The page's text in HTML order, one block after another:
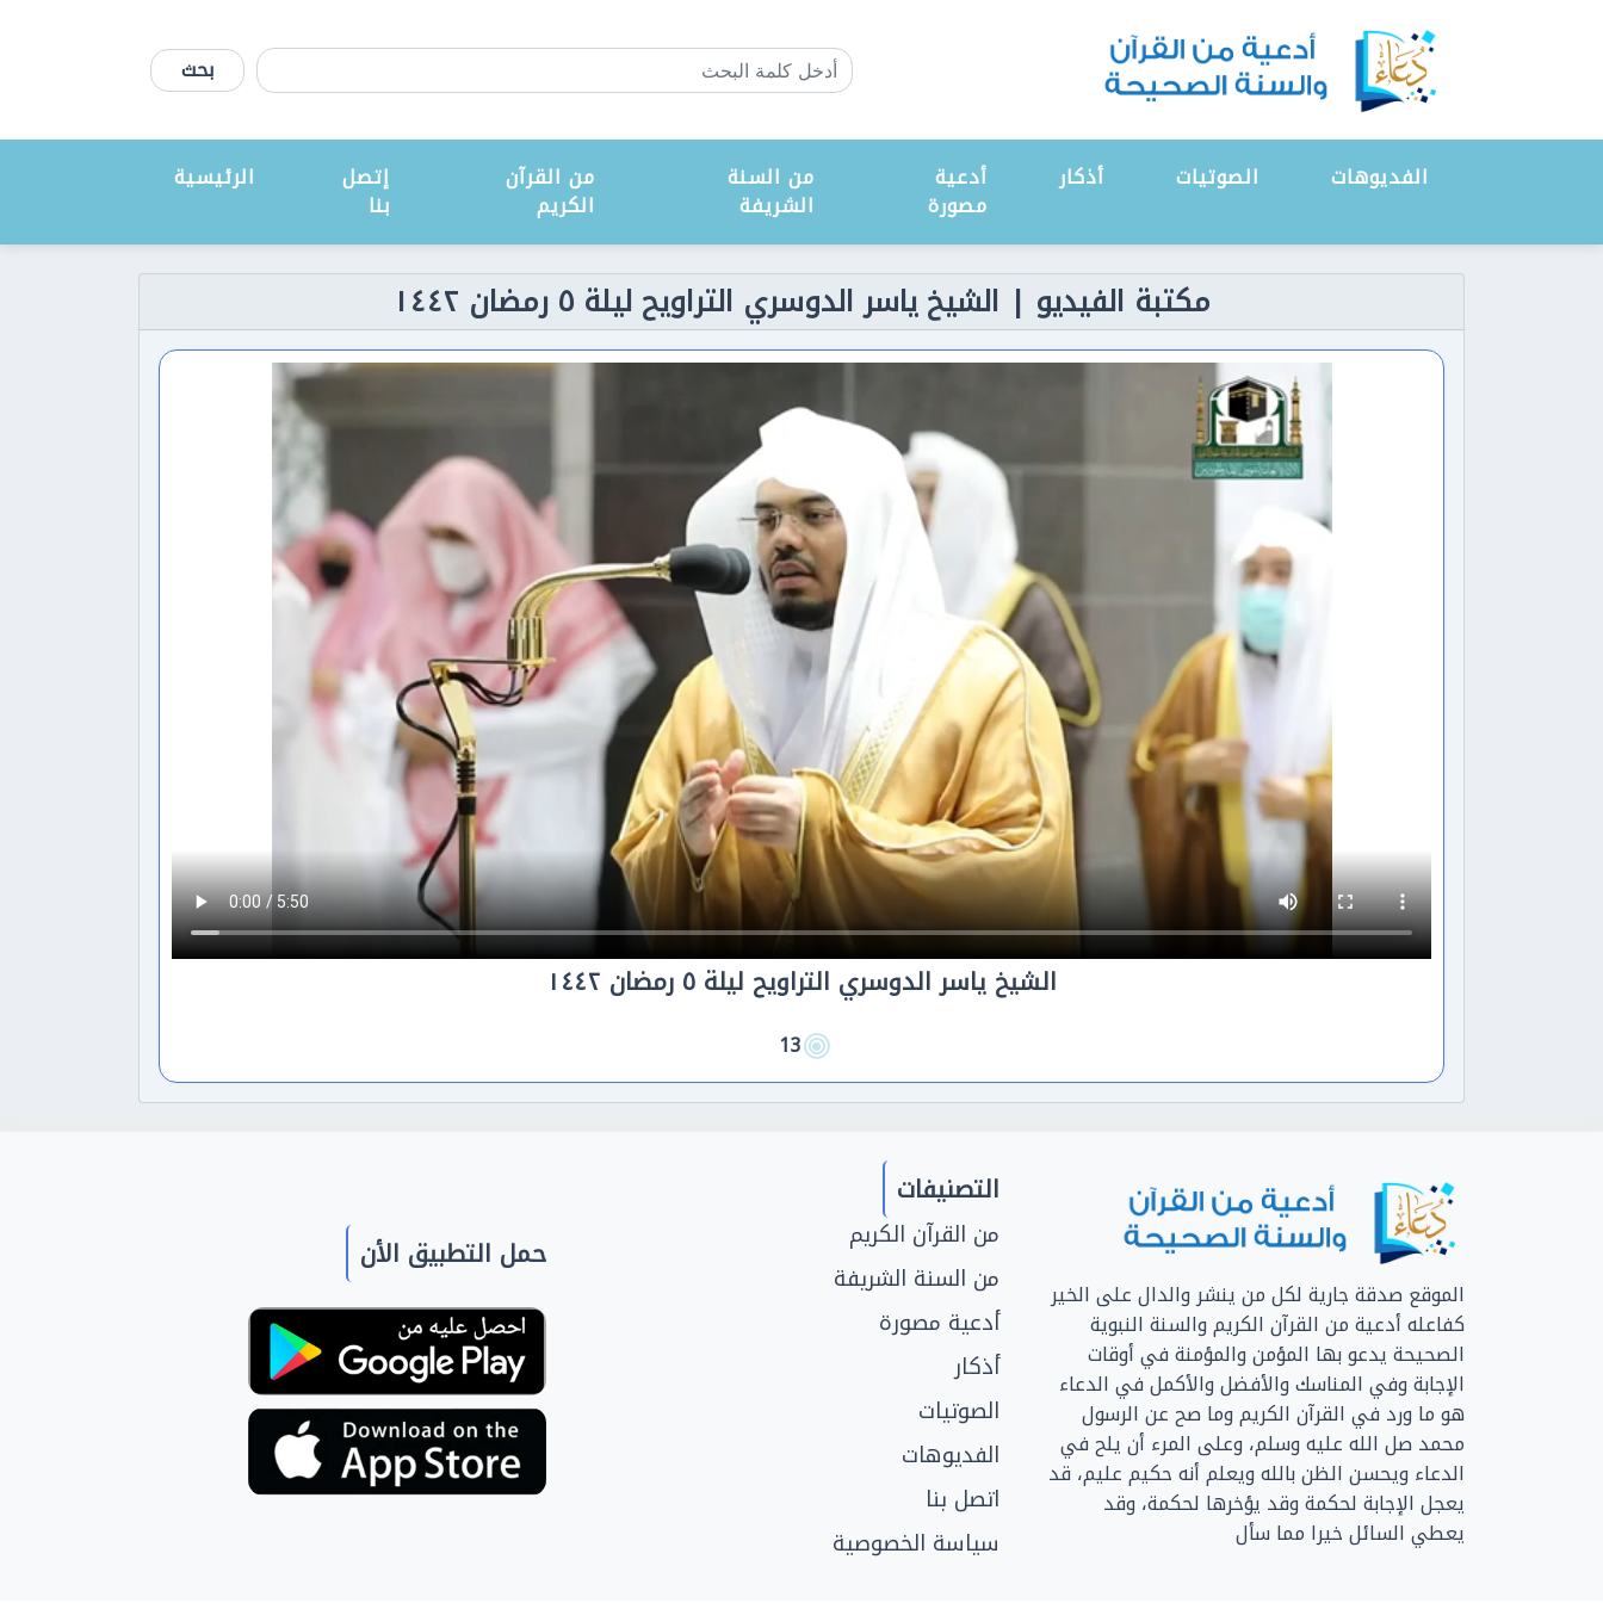
بحث
الرئيسية إتصل
بنا
من القرآن
الكريم
من السنة
الشريفة
أدعية
مصورة
أذكار الصوتيات الفديوهات
مكتبة الفيديو | الشيخ ياسر الدوسري التراويح ليلة ٥ رمضان ١٤٤٢
الشيخ ياسر الدوسري التراويح ليلة ٥ رمضان ١٤٤٢
13
الموقع صدقة جارية لكل من ينشر والدال على الخير
كفاعله أدعية من القرآن الكريم والسنة النبوية
الصحيحة يدعو بها المؤمن والمؤمنة في أوقات
الإجابة وفي المناسك والأفضل والأكمل في الدعاء
هو ما ورد في القرآن الكريم وما صح عن الرسول
محمد صل الله عليه وسلم، وعلى المرء أن يلح في
الدعاء ويحسن الظن بالله ويعلم أنه حكيم عليم، قد
يعجل الإجابة لحكمة وقد يؤخرها لحكمة، وقد
يعطي السائل خيرا مما سأل
التصنيفات
من القرآن الكريم
من السنة الشريفة
أدعية مصورة
أذكار
الصوتيات
الفديوهات
اتصل بنا
سياسة الخصوصية
حمل التطبيق الأن